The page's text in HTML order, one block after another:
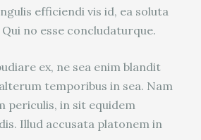
efficiendi vis id, ea soluta
no esse concludaturque.
ex, ne sea enim blandit
temporibus in sea. Nam
periculis, in sit equidem
Illud accusata platonem in